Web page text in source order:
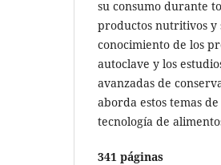
su consumo durante
productos nutritivos
conocimiento de los
autoclave y los
avanzadas de
aborda estos temas
tecnología de
341 páginas